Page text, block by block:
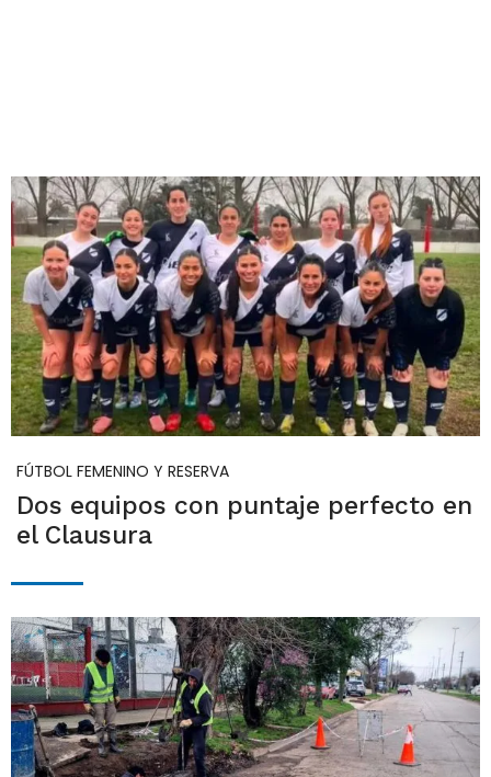
FÚTBOL FEMENINO Y RESERVA
Dos equipos con puntaje perfecto en
el Clausura